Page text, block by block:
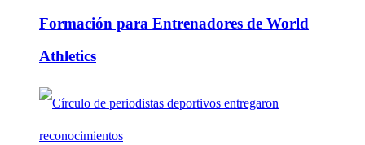
Formación para Entrenadores de World
Athletics